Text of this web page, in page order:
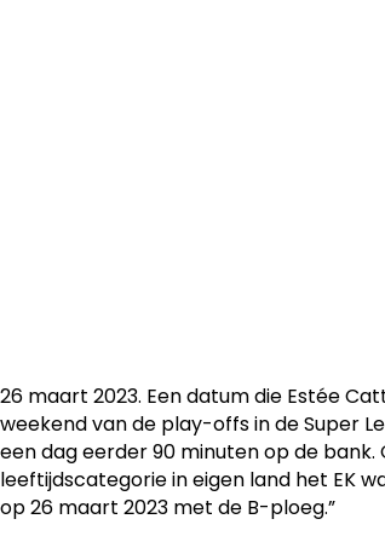
26 maart 2023. Een datum die Estée
weekend van de play-offs in de Super
een dag eerder 90 minuten op de
leeftijdscategorie in eigen land het EK
op 26 maart 2023 met de B-ploeg.”